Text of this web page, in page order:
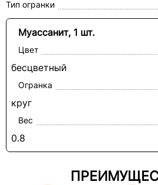
Тип огранки
Муассанит, 1 шт.
Цвет
бесцветный
Огранка
круг
Вес
0.8